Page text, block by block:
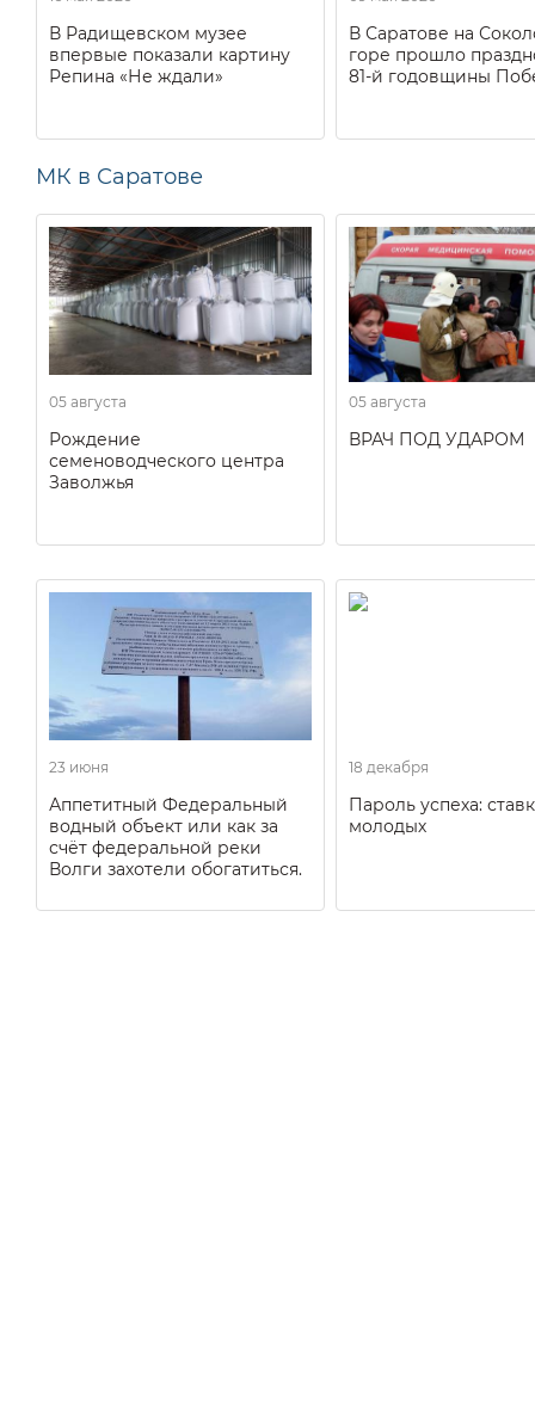
В Радищевском музее
впервые показали картину
Репина «Не ждали»
В Саратове на
горе прошло
81-й годовщины
МК в Саратове
05 августа
Рождение
семеноводческого центра
Заволжья
05 августа
ВРАЧ ПОД УДАРОМ
23 июня
Аппетитный Федеральный
водный объект или как за
счёт федеральной реки
Волги захотели обогатиться.
18 декабря
Пароль успеха:
молодых